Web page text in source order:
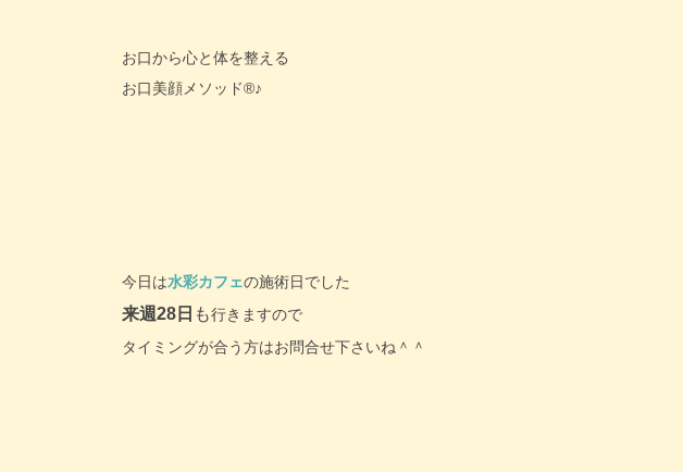
お口から心と体を整える
お口美顔メソッド®♪
今日は水彩カフェの施術日でした
来週28日 も行きますので
タイミングが合う方はお問合せ下さいね＾＾